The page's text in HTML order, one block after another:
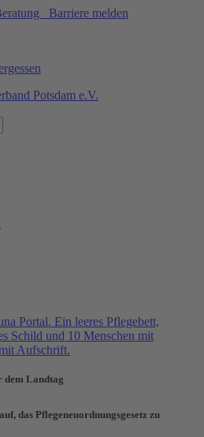
Barriere melden
dem Landtag
das Pflegeneuordnungsgesetz zu